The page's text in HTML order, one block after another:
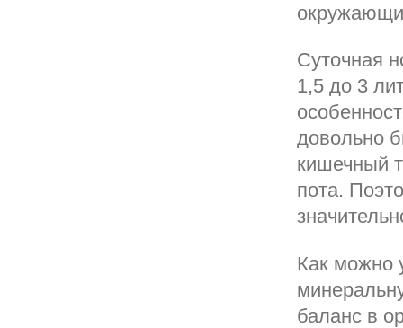
Суточная
1,5 до 3
довольно
кишечный
пота.
Как можно
баланс в